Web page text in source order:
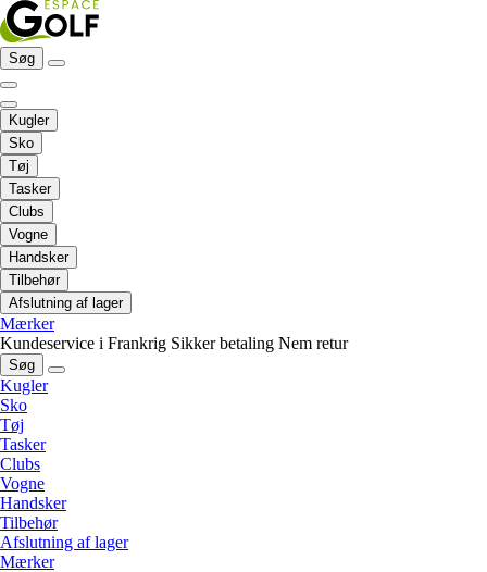
Søg
Kugler
Sko
Tøj
Tasker
Clubs
Vogne
Handsker
Tilbehør
Afslutning af lager
Mærker
Kundeservice i Frankrig Sikker betaling Nem retur
Søg
Kugler
Sko
Tøj
Tasker
Clubs
Vogne
Handsker
Tilbehør
Afslutning af lager
Mærker